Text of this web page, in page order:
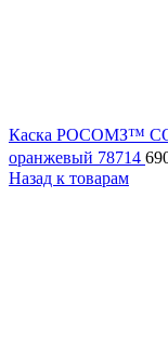
Каска РОСОМЗ™
оранжевый 78714
Назад к товарам